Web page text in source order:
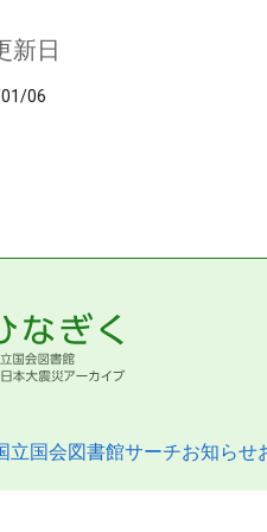
新日
06
立国会図書館サーチお知らせ